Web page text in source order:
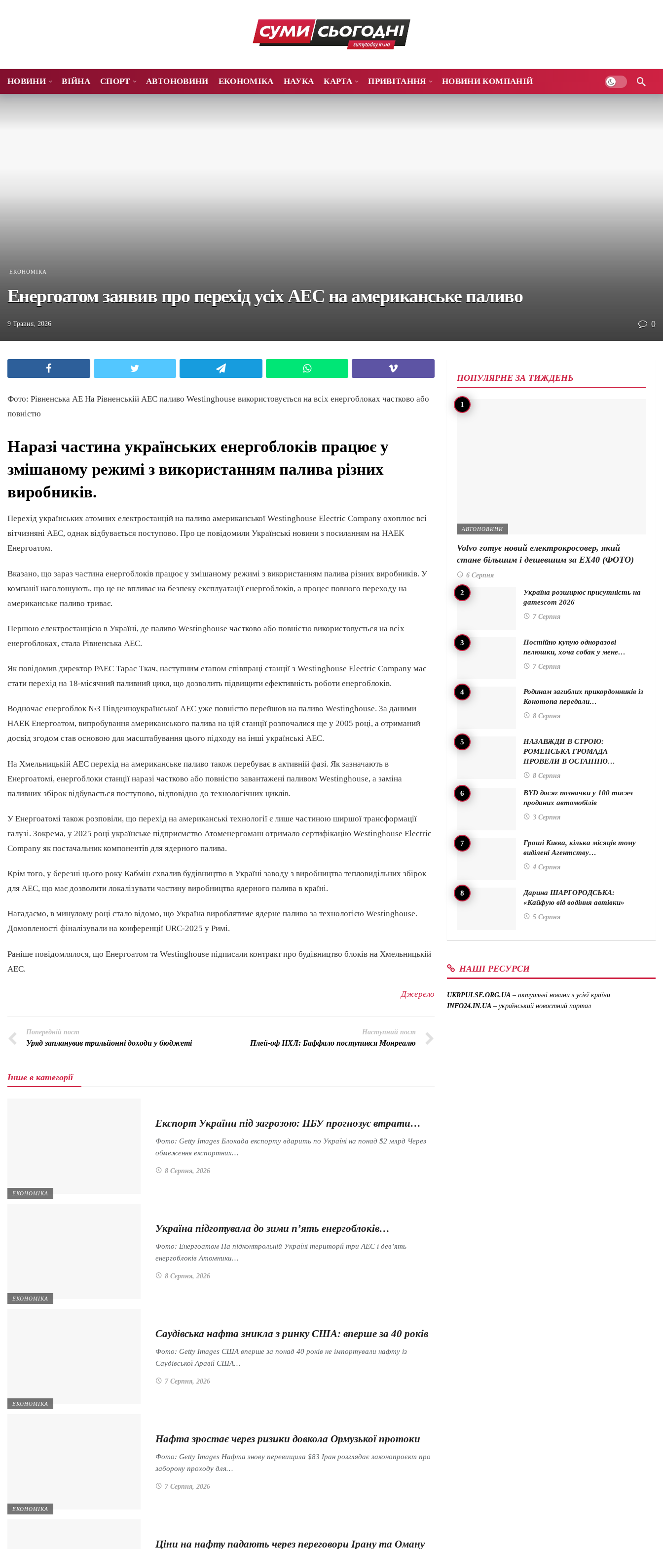
НОВИНИ ВІЙНА СПОРТ АВТОНОВИНИ ЕКОНОМІКА НАУКА КАРТА ПРИВІТАННЯ НОВИНИ КОМПАНІЙ
ЕКОНОМІКА
Енергоатом заявив про перехід усіх АЕС на американське паливо
9 Травня, 2026 0
Фото: Рівненська АЕ На Рівненській АЕС паливо Westinghouse використовується на всіх енергоблоках частково або
повністю
Наразі частина українських енергоблоків працює у
змішаному режимі з використанням палива різних
виробників.
Перехід українських атомних електростанцій на паливо американської Westinghouse Electric Company охоплює всі
вітчизняні АЕС, однак відбувається поступово. Про це повідомили Українські новини з посиланням на НАЕК
Енергоатом.
Вказано, що зараз частина енергоблоків працює у змішаному режимі з використанням палива різних виробників. У
компанії наголошують, що це не впливає на безпеку експлуатації енергоблоків, а процес повного переходу на
американське паливо триває.
Першою електростанцією в Україні, де паливо Westinghouse частково або повністю використовується на всіх
енергоблоках, стала Рівненська АЕС.
Як повідомив директор РАЕС Тарас Ткач, наступним етапом співпраці станції з Westinghouse Electric Company має
стати перехід на 18-місячний паливний цикл, що дозволить підвищити ефективність роботи енергоблоків.
Водночас енергоблок №3 Південноукраїнської АЕС уже повністю перейшов на паливо Westinghouse. За даними
НАЕК Енергоатом, випробування американського палива на цій станції розпочалися ще у 2005 році, а отриманий
досвід згодом став основою для масштабування цього підходу на інші українські АЕС.
На Хмельницькій АЕС перехід на американське паливо також перебуває в активній фазі. Як зазначають в
Енергоатомі, енергоблоки станції наразі частково або повністю завантажені паливом Westinghouse, а заміна
паливних збірок відбувається поступово, відповідно до технологічних циклів.
У Енергоатомі також розповіли, що перехід на американські технології є лише частиною ширшої трансформації
галузі. Зокрема, у 2025 році українське підприємство Атоменергомаш отримало сертифікацію Westinghouse Electric
Company як постачальник компонентів для ядерного палива.
Крім того, у березні цього року Кабмін схвалив будівництво в Україні заводу з виробництва тепловидільних збірок
для АЕС, що має дозволити локалізувати частину виробництва ядерного палива в країні.
Нагадаємо, в минулому році стало відомо, що Україна вироблятиме ядерне паливо за технологією Westinghouse.
Домовленості фіналізували на конференції URC-2025 у Римі.
Раніше повідомлялося, що Енергоатом та Westinghouse підписали контракт про будівництво блоків на Хмельницькій
АЕС.
Джерело
Попередній пост
Уряд запланував трильйонні доходи у бюджеті
Наступний пост
Плей-оф НХЛ: Баффало поступився Монреалю
Інше в категорії
ЕКОНОМІКА
Експорт України під загрозою: НБУ прогнозує втрати…
Фото: Getty Images Блокада експорту вдарить по Україні на понад $2 млрд Через
обмеження експортних…
8 Серпня, 2026
ЕКОНОМІКА
Україна підготувала до зими п’ять енергоблоків…
Фото: Енергоатом На підконтрольній Україні території три АЕС і дев’ять
енергоблоків Атомники…
8 Серпня, 2026
ЕКОНОМІКА
Саудівська нафта зникла з ринку США: вперше за 40 років
Фото: Getty Images США вперше за понад 40 років не імпортували нафту із
Саудівської Аравії США…
7 Серпня, 2026
ЕКОНОМІКА
Нафта зростає через ризики довкола Ормузької протоки
Фото: Getty Images Нафта знову перевищила $83 Іран розглядає законопроєкт про
заборону проходу для…
7 Серпня, 2026
Ціни на нафту падають через переговори Ірану та Оману
ПОПУЛЯРНЕ ЗА ТИЖДЕНЬ
АВТОНОВИНИ
Volvo готує новий електрокросовер, який
стане більшим і дешевшим за EX40 (ФОТО)
6 Серпня
Україна розширює присутність на
gamescom 2026
7 Серпня
Постійно купую одноразові
пелюшки, хоча собак у мене…
7 Серпня
Родинам загиблих прикордонників із
Конотопа передали…
8 Серпня
НАЗАВЖДИ В СТРОЮ:
РОМЕНСЬКА ГРОМАДА
ПРОВЕЛИ В ОСТАННЮ…
8 Серпня
BYD досяг позначки у 100 тисяч
проданих автомобілів
3 Серпня
Гроші Києва, кілька місяців тому
виділені Агентству…
4 Серпня
Дарина ШАРГОРОДСЬКА:
«Кайфую від водіння автівки»
5 Серпня
НАШІ РЕСУРСИ
UKRPULSE.ORG.UA – актуальні новини з усієї країни
INFO24.IN.UA – український новостний портал